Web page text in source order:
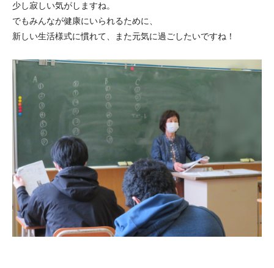
少し寂しい気がしますね。
でもみんなが健康にいられるために、
新しい生活様式に慣れて、また元気に過ごしたいですね！